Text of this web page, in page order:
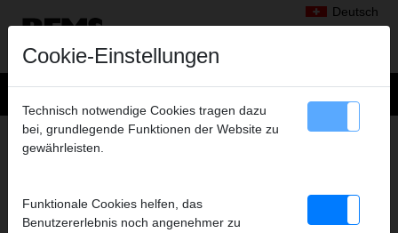
Deutsch
ROHR- UND KANALINSPEKTION,
ROHR- UND KANALREINIGUNG
Cookie-Einstellungen
Technisch notwendige Cookies tragen dazu
bei, grundlegende Funktionen der Website zu
gewährleisten.
Funktionale Cookies helfen, das
Benutzererlebnis noch angenehmer zu